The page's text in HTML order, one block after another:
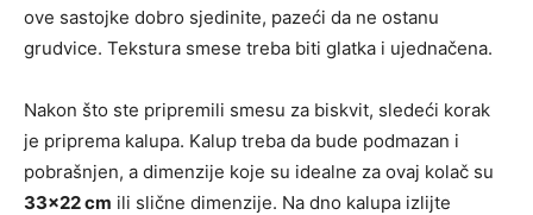
ove sastojke dobro sjedinite, pazeći da ne ostanu
grudvice. Tekstura smese treba biti glatka i ujednačena.
Nakon što ste pripremili smesu za biskvit, sledeći korak
je priprema kalupa. Kalup treba da bude podmazan i
pobrašnjen, a dimenzije koje su idealne za ovaj kolač su
33×22 cm ili slične dimenzije. Na dno kalupa izlijte